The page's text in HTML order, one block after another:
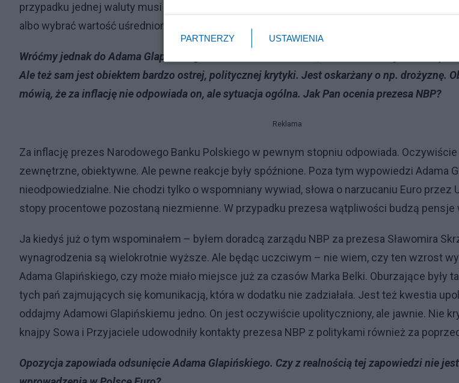
przypadku jednej waluty musi tak być. Trzeba wszystkim narzucić stopy takie, jak u
albo wybrać wartość uśrednioną. To tylko jeden argument, można ich podać więcej.
Wróćmy jednak do Adama Glapińskiego. Prezes NBP udzielił w „Gazecie Polskiej” bardzo
Ale też sam jest obiektem bardzo ostrej, politycznej krytyki. Jest oskarżany o np. drożyznę.
mówią, że za inflację nie odpowiada on, ale sytuacja ogólna. Jak Pan ocenia prezesa NBP?
Reklama
Za inflację prezes Narodowego Banku Polskiego w pewnym stopniu odpowiada. Oczywiście
zewnętrzne, obiektywne. Ale pewne reakcje były spóźnione. Poza tym wypowiedzi Adama
nieodpowiedzialne. Nie chodzi tylko o wspomniany wywiad, słowa o narzucaniu Euro przez
stopy procentowe pozostaną niezmienne. W przypadku prezesa wątpliwości budzą pensje
Ja kiedyś już o tym wspominałem – byłem doradcą zarządu NBP za prezesa Sławomira
wynagrodzenia są wielokrotnie wyższe. Ale będąc uczciwym – nie wiem, czy ten wzrost
Adama Glapińskiego, czy może miało miejsce już za czasów Marka Belki. Oburzające były
tych pań zajmujących się komunikacją, która w dodatku nie zadziałała. Jest też kwestia
oddajmy Adamowi Glapińskiemu jedno. On jest oczywiście upolityczniony, ale jawnie. Nie
knajpy Sowa i Przyjaciele udowodniły kontakty prezesa NBP z politykami również za
Opozycja zapowiada odsunięcie Adama Glapińskiego. Czy z realnością tej zapowiedzi nie
PARTNERZY USTAWIENIA